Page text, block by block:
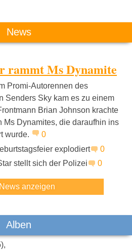
interessieren:
Samy Deluxe Beastie
News
rammt Ms Dynamite
Promi-Autorennen des
Senders Sky kam es zu einem
Brian Johnson krachte
Ms Dynamites, die daraufhin ins
wurde.
0
explodiert
0
stellt sich der Polizei 0
anzeigen
Alben